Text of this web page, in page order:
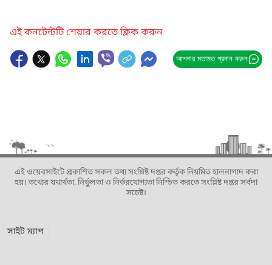
এই কনটেন্টটি শেয়ার করতে ক্লিক করুন
আপনার মতামত প্রদান করুন
এই ওয়েবসাইটে প্রকাশিত সকল তথ্য সংশ্লিষ্ট দপ্তর কর্তৃক নিয়মিত হালনাগাদ করা
হয়। তথ্যের যথার্থতা, নির্ভুলতা ও নির্ভরযোগ্যতা নিশ্চিত করতে সংশ্লিষ্ট দপ্তর সর্বদা
সচেষ্ট।
সাইট ম্যাপ